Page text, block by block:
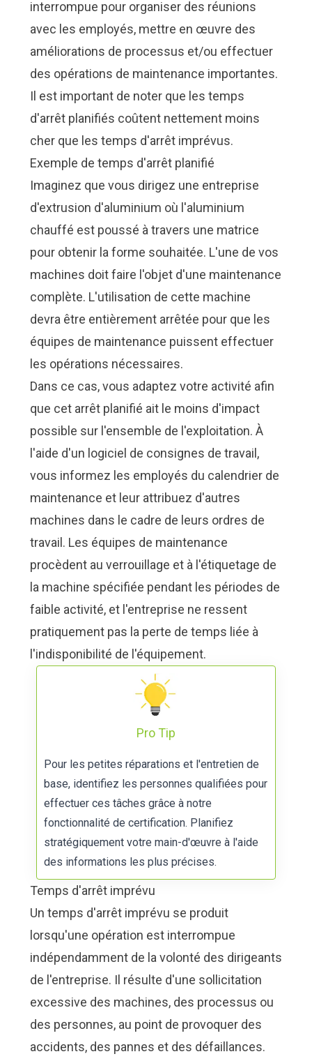
interrompue pour organiser des réunions
avec les employés, mettre en œuvre des
améliorations de processus et/ou effectuer
des opérations de maintenance importantes.
Il est important de noter que les temps
d'arrêt planifiés coûtent nettement moins
cher que les temps d'arrêt imprévus.
Exemple de temps d'arrêt planifié
Imaginez que vous dirigez une entreprise
d'extrusion d'aluminium où l'aluminium
chauffé est poussé à travers une matrice
pour obtenir la forme souhaitée. L'une de vos
machines doit faire l'objet d'une maintenance
complète. L'utilisation de cette machine
devra être entièrement arrêtée pour que les
équipes de maintenance puissent effectuer
les opérations nécessaires.
Dans ce cas, vous adaptez votre activité afin
que cet arrêt planifié ait le moins d'impact
possible sur l'ensemble de l'exploitation. À
l'aide d'un logiciel de consignes de travail ,
vous informez les employés du calendrier de
maintenance et leur attribuez d'autres
machines dans le cadre de leurs ordres de
travail. Les équipes de maintenance
procèdent au verrouillage et à l'étiquetage de
la machine spécifiée pendant les périodes de
faible activité, et l'entreprise ne ressent
pratiquement pas la perte de temps liée à
l'indisponibilité de l'équipement.
Pro Tip
Pour les petites réparations et l'entretien de
base, identifiez les personnes qualifiées pour
effectuer ces tâches grâce à notre
fonctionnalité de certification. Planifiez
stratégiquement votre main-d'œuvre à l'aide
des informations les plus précises.
Temps d'arrêt imprévu
Un temps d'arrêt imprévu se produit
lorsqu'une opération est interrompue
indépendamment de la volonté des dirigeants
de l'entreprise. Il résulte d'une sollicitation
excessive des machines, des processus ou
des personnes, au point de provoquer des
accidents, des pannes et des défaillances.